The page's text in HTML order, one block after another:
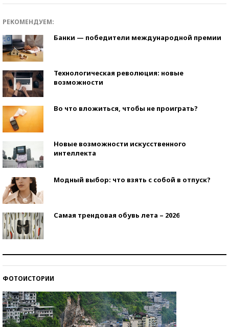
РЕКОМЕНДУЕМ:
Банки — победители международной премии
Технологическая революция: новые
возможности
Во что вложиться, чтобы не проиграть?
Новые возможности искусственного
интеллекта
Модный выбор: что взять с собой в отпуск?
Самая трендовая обувь лета – 2026
ФОТОИСТОРИИ